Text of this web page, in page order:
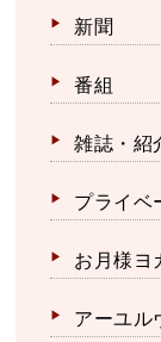
新聞
番組
雑誌・紹
プライベ
お月様ヨ
アーユル